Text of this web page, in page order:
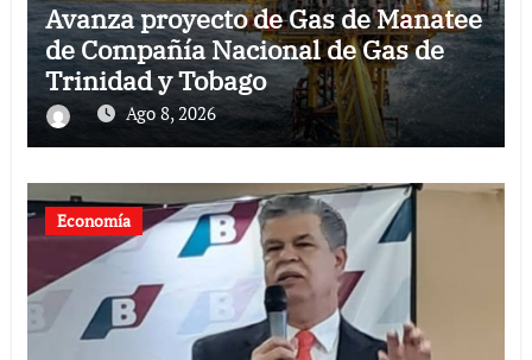
Avanza proyecto de Gas de Manatee
de Compañía Nacional de Gas de
Trinidad y Tobago
Ago 8, 2026
Economía